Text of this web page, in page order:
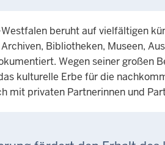
beruht auf vielfältigen
Bibliotheken, Museen,
Wegen seiner großen
kulturelle Erbe für die
mit privaten Partnerinnen und